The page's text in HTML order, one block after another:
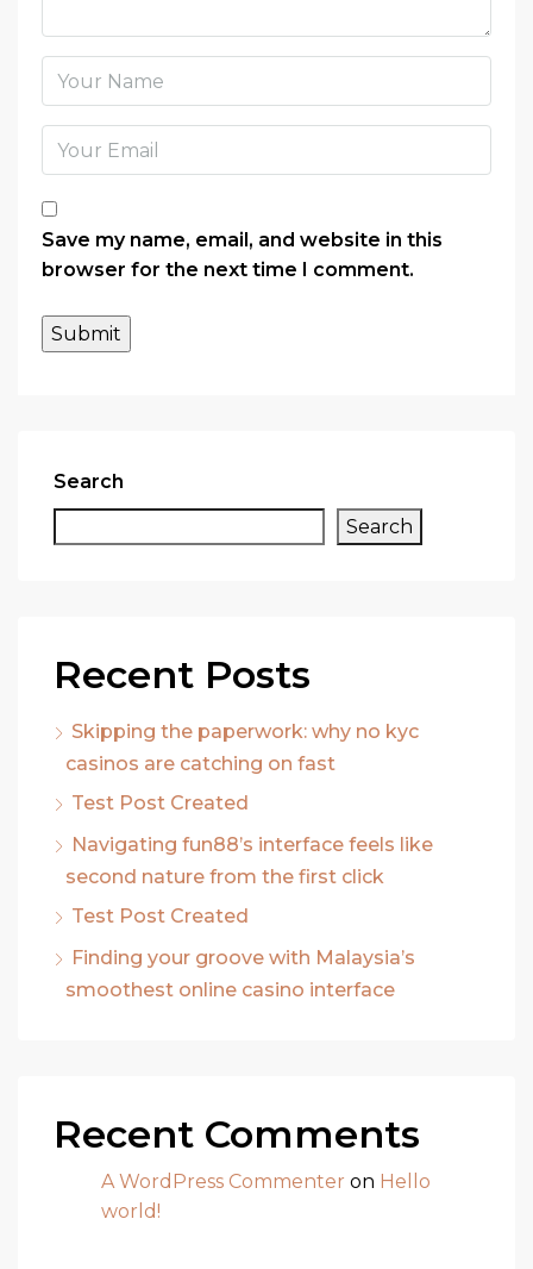
Save my name, email, and website in this
browser for the next time I comment.
Search
Search
Recent Posts
Skipping the paperwork: why no kyc
casinos are catching on fast
Test Post Created
Navigating fun88’s interface feels like
second nature from the first click
Test Post Created
Finding your groove with Malaysia’s
smoothest online casino interface
Recent Comments
A WordPress Commenter on Hello
world!